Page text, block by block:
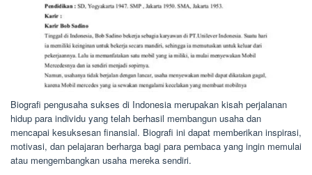
Biografi pengusaha sukses di Indonesia merupakan kisah perjalanan
hidup para individu yang telah berhasil membangun usaha dan
mencapai kesuksesan finansial. Biografi ini dapat memberikan inspirasi,
motivasi, dan pelajaran berharga bagi para pembaca yang ingin memulai
atau mengembangkan usaha mereka sendiri.